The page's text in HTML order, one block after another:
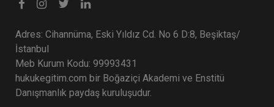
Adres: Cihannüma, Eski Yıldız Cd. No 6 D:8, Beşiktaş/
İstanbul
Meb Kurum Kodu: 99993431
hukukegitim.com bir Boğaziçi Akademi ve Enstitü
Danışmanlık paydaş kuruluşudur.